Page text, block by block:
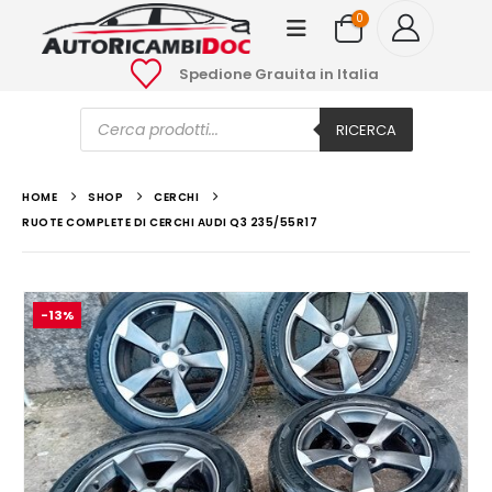
0
Spedione Grauita in Italia
Ricerca
prodotti RICERCA
HOME SHOP
CERCHI
RUOTE COMPLETE DI CERCHI AUDI Q3 235/55R17
-13%